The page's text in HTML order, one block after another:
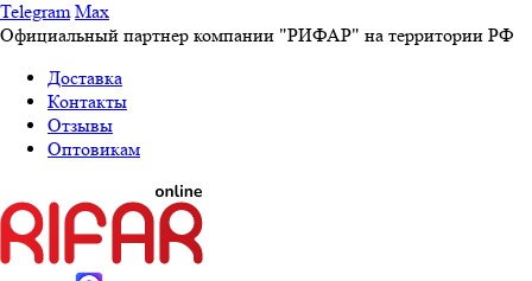
Telegram Max
Официальный партнер компании "РИФАР" на территории РФ
Доставка
Контакты
Отзывы
Оптовикам